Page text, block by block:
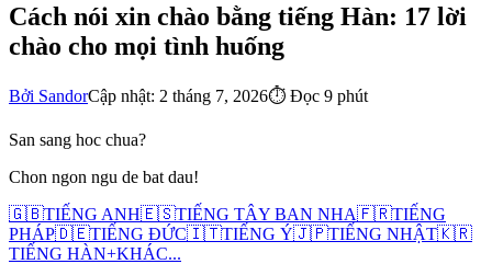
Cách nói xin chào bằng tiếng Hàn: 17 lời
chào cho mọi tình huống
Bởi SandorCập nhật: 2 tháng 7, 2026⏱ Đọc 9 phút
San sang hoc chua?
Chon ngon ngu de bat dau!
🇬🇧TIẾNG ANH🇪🇸TIẾNG TÂY BAN NHA🇫🇷TIẾNG
PHÁP🇩🇪TIẾNG ĐỨC🇮🇹TIẾNG Ý🇯🇵TIẾNG NHẬT🇰🇷
TIẾNG HÀN+KHÁC...